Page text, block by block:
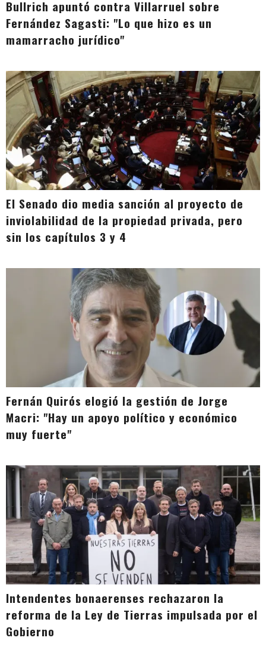
Bullrich apuntó contra Villarruel sobre
Fernández Sagasti: "Lo que hizo es un
mamarracho jurídico"
El Senado dio media sanción al proyecto de
inviolabilidad de la propiedad privada, pero
sin los capítulos 3 y 4
Fernán Quirós elogió la gestión de Jorge
Macri: "Hay un apoyo político y económico
muy fuerte"
Intendentes bonaerenses rechazaron la
reforma de la Ley de Tierras impulsada por el
Gobierno